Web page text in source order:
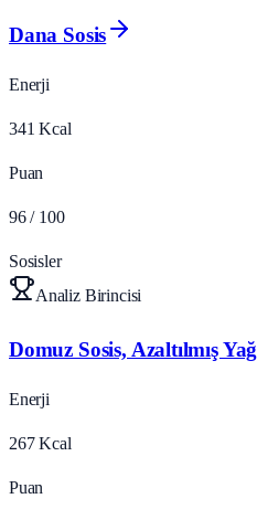
Dana Sosis
Enerji
341 Kcal
Puan
96 / 100
Sosisler
Analiz Birincisi
Domuz Sosis, Azaltılmış Yağ
Enerji
267 Kcal
Puan